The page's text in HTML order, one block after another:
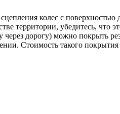
колес с
территории, убедитесь, что
дорогу) можно покрыть
Стоимость такого